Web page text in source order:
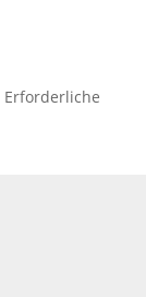
Erforderliche